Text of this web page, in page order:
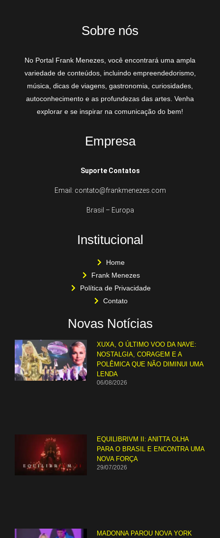
Sobre nós
No Portal Frank Menezes, você encontrará uma ampla
variedade de conteúdos, incluindo empreendedorismo,
música, dicas de viagens, gastronomia, curiosidades,
autoconhecimento e as profundezas das artes. Venha
explorar e se inspirar na comunicação do bem!
Empresa
Suporte Contatos
Email: contato@frankmenezes.com
Brasil – Europa
Institucional
Home
Frank Menezes
Política de Privacidade
Contato
Novas Notícias
XUXA, O ÚLTIMO VOO DA NAVE:
NOSTALGIA, CORAGEM E A
POLÊMICA QUE NÃO DIMINUI UMA
LENDA
06/08/2026
EQUILIBRIVM II: ANITTA OLHA
PARA O BRASIL E ENCONTRA UMA
NOVA FORÇA
29/07/2026
MADONNA PAROU NOVA YORK